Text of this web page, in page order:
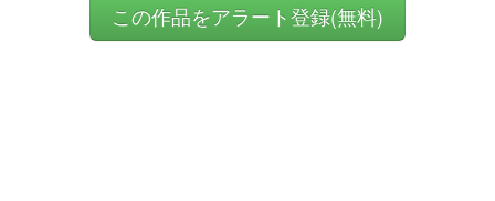
この作品をアラート登録(無料)